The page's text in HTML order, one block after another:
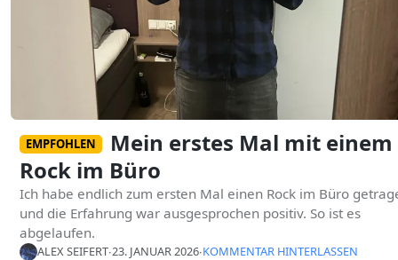
EMPFOHLEN
Mein erstes Mal mit einem
Rock im Büro
Ich habe endlich zum ersten Mal einen Rock im Büro
und die Erfahrung war ausgesprochen positiv. So ist es
abgelaufen.
ALEX SEIFERT∙23. JANUAR 2026∙KOMMENTAR HINTERLASSEN